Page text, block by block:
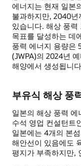
에너지는 현재 일본
불과하지만, 2040년
있습니다. 해상 풍
목표를 달성하는 데
풍력 에너지 용량은
(JWPA)의 2024년
해양에서 생성됩니
부유식 해상 풍
일본의 해상 풍력
수석 영업 컨설턴트
일본에는 4개의 본
해안선이 있음에도
평지가 부족하지만,